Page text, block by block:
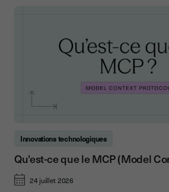
Innovations technologiques
Qu'est-ce que le MCP (Model
24 juillet 2026